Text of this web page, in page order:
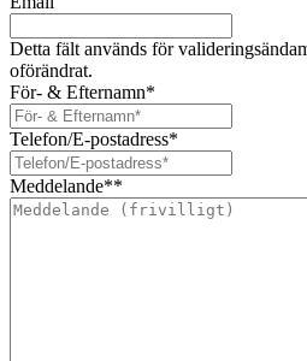
Detta fält används för
oförändrat.
För- & Efternamn*
Telefon/E-postadress*
Meddelande**